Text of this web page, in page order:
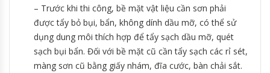
– Trước khi thi công, bề mặt vật liệu cần sơn phải
được tẩy bỏ bụi, bẩn, không dính dầu mỡ, có thể sử
dụng dung môi thích hợp để tẩy sạch dầu mỡ, quét
sạch bụi bẩn. Đối với bề mặt cũ cần tẩy sạch các rỉ sét,
màng sơn cũ bằng giấy nhám, đĩa cước, bàn chải sắt.